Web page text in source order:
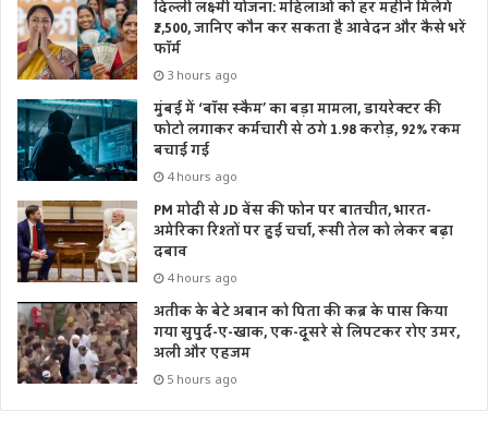
दिल्ली लक्ष्मी योजना: महिलाओं को हर महीने मिलेंगे
₹2,500, जानिए कौन कर सकता है आवेदन और कैसे भरें
फॉर्म
3 hours ago
मुंबई में ‘बॉस स्कैम’ का बड़ा मामला, डायरेक्टर की
फोटो लगाकर कर्मचारी से ठगे 1.98 करोड़, 92% रकम
बचाई गई
4 hours ago
PM मोदी से JD वेंस की फोन पर बातचीत, भारत-
अमेरिका रिश्तों पर हुई चर्चा, रूसी तेल को लेकर बढ़ा
दबाव
4 hours ago
अतीक के बेटे अबान को पिता की कब्र के पास किया
गया सुपुर्द-ए-खाक, एक-दूसरे से लिपटकर रोए उमर,
अली और एहजम
5 hours ago